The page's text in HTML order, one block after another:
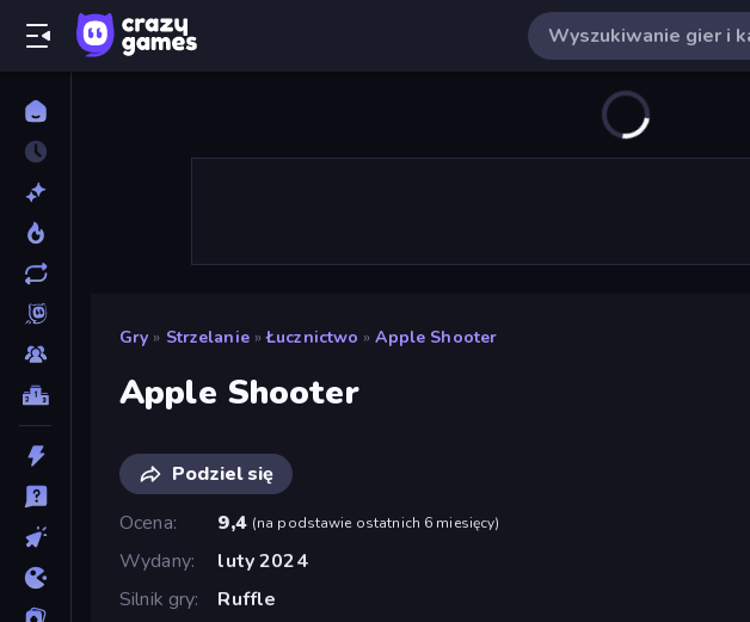
Gry » Strzelanie » Łucznictwo » Apple Shooter
Apple Shooter
Podziel się
Ocena
9,4 (na podstawie ostatnich 6 miesięcy)
Wydany
luty 2024
Silnik gry
Ruffle